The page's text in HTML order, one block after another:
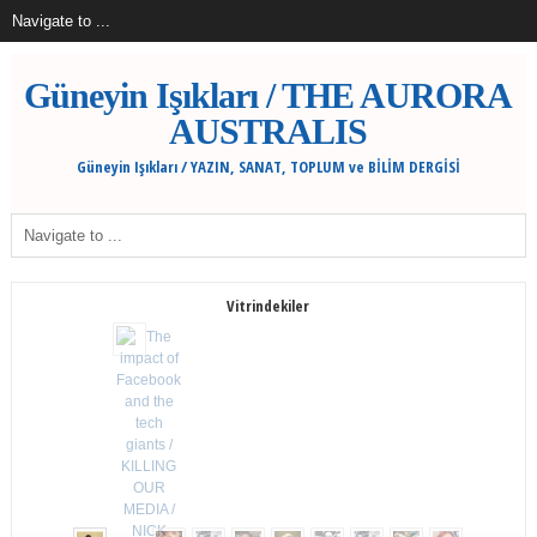
Güneyin Işıkları / THE AURORA
AUSTRALIS
Güneyin Işıkları / YAZIN, SANAT, TOPLUM ve BİLİM DERGİSİ
Vitrindekiler